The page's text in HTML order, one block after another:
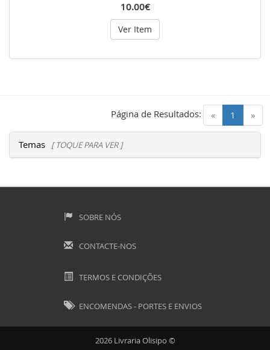
10.00€
Ver Item
« 1 (current)
»
Página de Resultados:
Temas [ TOQUE PARA VER ]
SOBRE NÓS
CONTACTE-NOS
TERMOS E CONDIÇÕES
ENCOMENDAS - PORTES E ENVIOS
2026 Livraria Olisipo ©